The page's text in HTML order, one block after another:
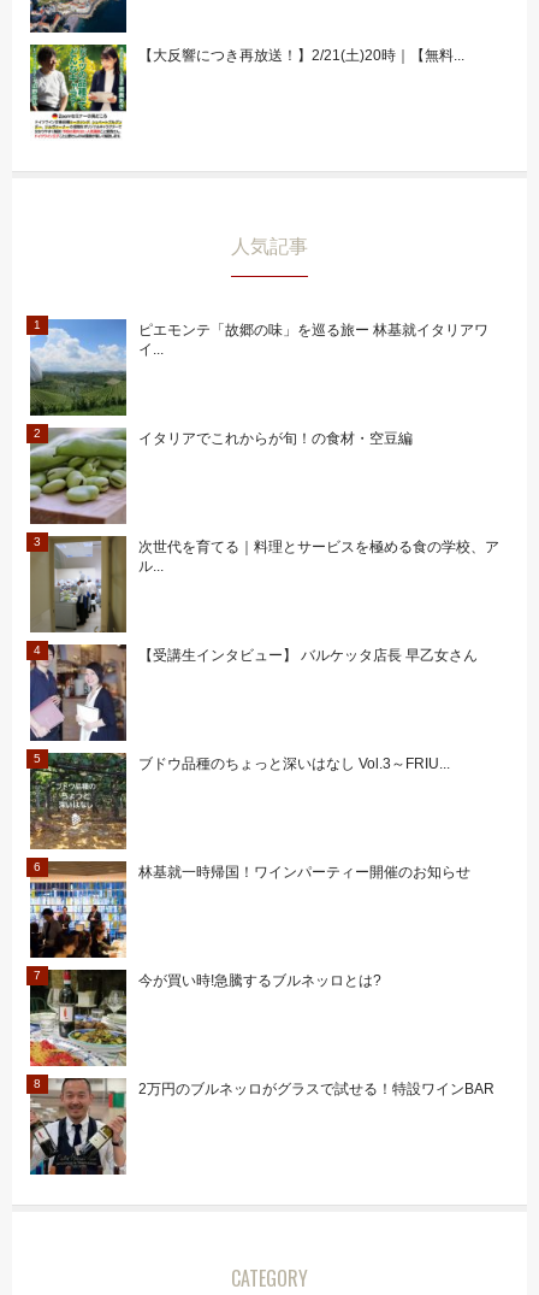
【大反響につき再放送！】2/21(土)20時｜【無料...
人気記事
ピエモンテ「故郷の味」を巡る旅ー 林基就イタリアワ
イ...
イタリアでこれからが旬！の食材・空豆編
次世代を育てる｜料理とサービスを極める食の学校、ア
ル...
【受講生インタビュー】 バルケッタ店長 早乙女さん
ブドウ品種のちょっと深いはなし Vol.3～FRIU...
林基就一時帰国！ワインパーティー開催のお知らせ
今が買い時!急騰するブルネッロとは?
2万円のブルネッロがグラスで試せる！特設ワインBAR
CATEGORY